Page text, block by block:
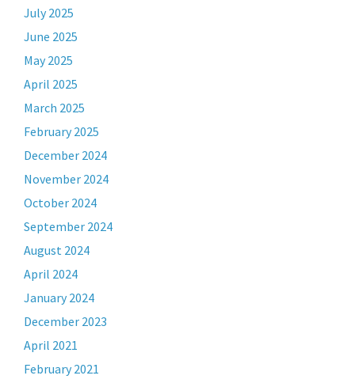
July 2025
June 2025
May 2025
April 2025
March 2025
February 2025
December 2024
November 2024
October 2024
September 2024
August 2024
April 2024
January 2024
December 2023
April 2021
February 2021